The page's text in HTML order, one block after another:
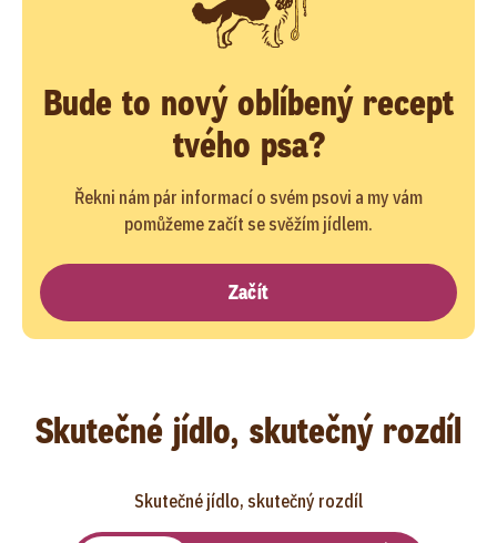
Bude to nový oblíbený recept
tvého psa?
Řekni nám pár informací o svém psovi a my vám
pomůžeme začít se svěžím jídlem.
Začít
Skutečné jídlo, skutečný rozdíl
Skutečné jídlo, skutečný rozdíl